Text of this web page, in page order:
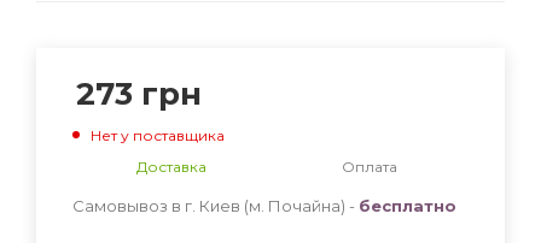
273 грн
Нет у поставщика
Доставка
Оплата
Самовывоз в г. Киев (м. Почайна) - бесплатно